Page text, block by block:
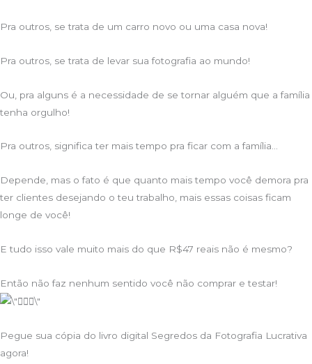
Pra outros, se trata de um carro novo ou uma casa nova!
Pra outros, se trata de levar sua fotografia ao mundo!
Ou, pra alguns é a necessidade de se tornar alguém que a família
tenha orgulho!
Pra outros, significa ter mais tempo pra ficar com a família…
Depende, mas o fato é que quanto mais tempo você demora pra
ter clientes desejando o teu trabalho, mais essas coisas ficam
longe de você!
E tudo isso vale muito mais do que R$47 reais não é mesmo?
Então não faz nenhum sentido você não comprar e testar!
Pegue sua cópia do livro digital Segredos da Fotografia Lucrativa
agora!